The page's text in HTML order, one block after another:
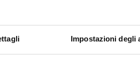
Impostazioni degli
Sì
Biochemistry